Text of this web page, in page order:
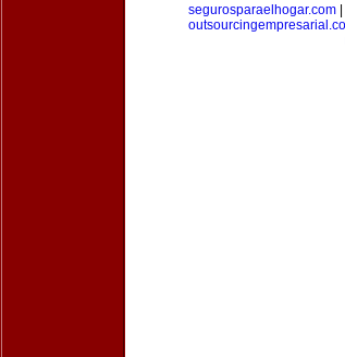
segurosparaelhogar.com|